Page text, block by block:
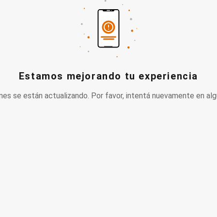
Estamos mejorando tu experiencia
se están actualizando. Por favor, intentá nuevamente en